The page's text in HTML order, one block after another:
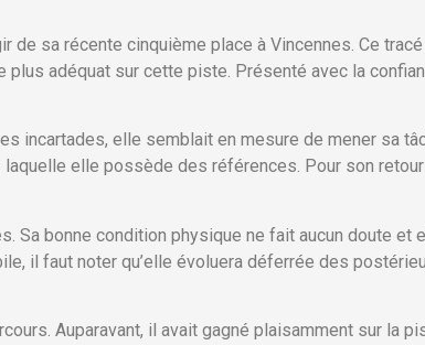
de sa récente cinquième place à Vincennes. Ce
adéquat sur cette piste. Présenté avec la
incartades, elle semblait en mesure de mener sa
elle possède des références. Pour son
Sa bonne condition physique ne fait aucun doute et
il faut noter qu’elle évoluera déferrée des
Auparavant, il avait gagné plaisamment sur la